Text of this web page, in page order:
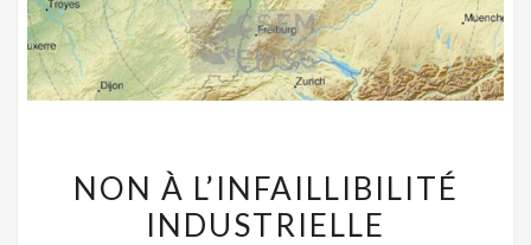
À
L’INFAILLIBILITÉ
NON À L’INFAILLIBILITÉ
INDUSTRIELLE